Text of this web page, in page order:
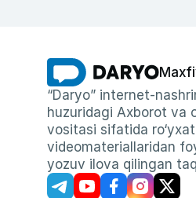
“Daryo” internet-
huzuridagi Axborot va
vositasi sifatida
videomateriallaridan
yozuv ilova qilingan